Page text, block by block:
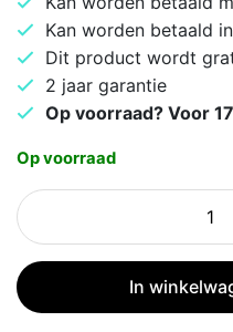
Kan worden betaald
Dit product wordt
2 jaar garantie
Op voorraad? Voor
Op voorraad
Apple
iPhone
128GB
White
In